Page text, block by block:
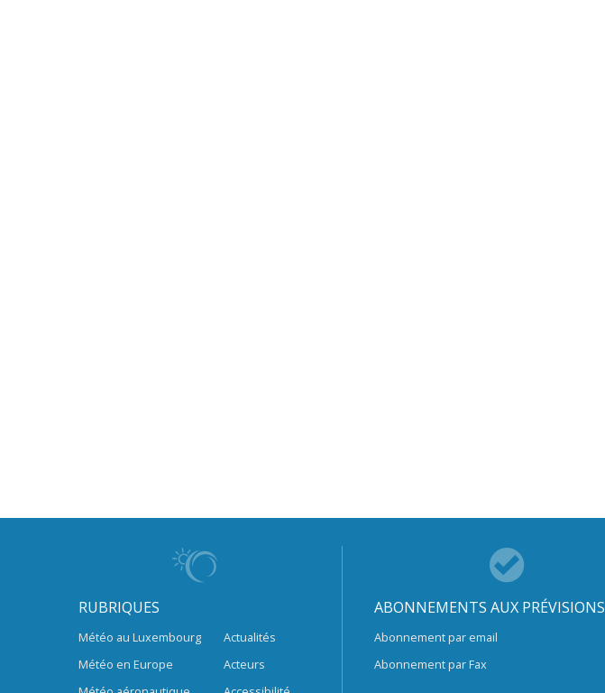
RUBRIQUES
Météo au Luxembourg
Météo en Europe
Actualités
Acteurs
ABONNEMENTS AUX PRÉVISIONS
Abonnement par email
Abonnement par Fax